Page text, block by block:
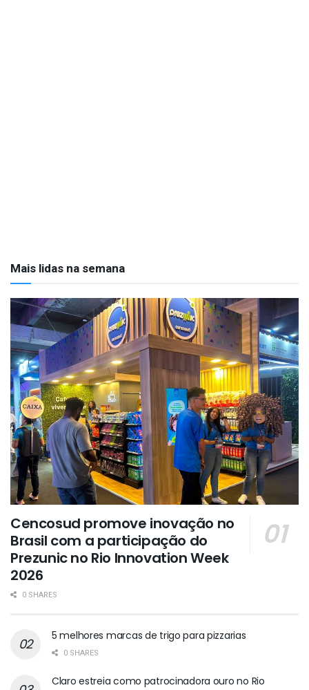
Mais lidas na semana
Cencosud promove inovação no
Brasil com a participação do
Prezunic no Rio Innovation Week
2026
0 SHARES
5 melhores marcas de trigo para pizzarias
0 SHARES
Claro estreia como patrocinadora ouro no Rio